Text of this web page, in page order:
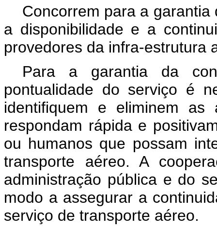
Concorrem para a
a disponibilidade e a
provedores da infra-estrutura
Para a garantia da
pontualidade do serviço é
identifiquem e eliminem
respondam rápida e
ou humanos que possam
transporte aéreo. A
administração pública e do
modo a assegurar a
serviço de transporte aéreo.